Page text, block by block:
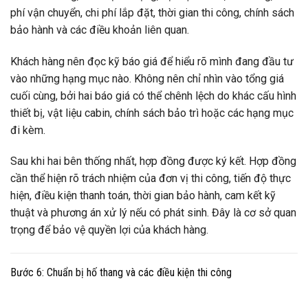
phí vận chuyển, chi phí lắp đặt, thời gian thi công, chính sách
bảo hành và các điều khoản liên quan.
Khách hàng nên đọc kỹ báo giá để hiểu rõ mình đang đầu tư
vào những hạng mục nào. Không nên chỉ nhìn vào tổng giá
cuối cùng, bởi hai báo giá có thể chênh lệch do khác cấu hình
thiết bị, vật liệu cabin, chính sách bảo trì hoặc các hạng mục
đi kèm.
Sau khi hai bên thống nhất, hợp đồng được ký kết. Hợp đồng
cần thể hiện rõ trách nhiệm của đơn vị thi công, tiến độ thực
hiện, điều kiện thanh toán, thời gian bảo hành, cam kết kỹ
thuật và phương án xử lý nếu có phát sinh. Đây là cơ sở quan
trọng để bảo vệ quyền lợi của khách hàng.
Bước 6: Chuẩn bị hố thang và các điều kiện thi công